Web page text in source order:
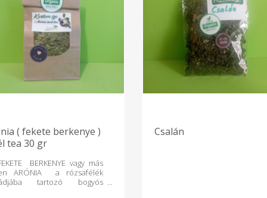
( fekete berkenye )
tea 30 gr
BERKENYE vagy más
ARÓNIA a rózsafélék
tartozó bogyós
Csalán